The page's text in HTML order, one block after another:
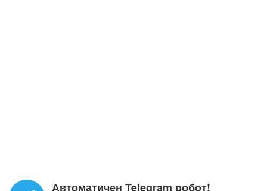
Автоматичен Telegram робот!